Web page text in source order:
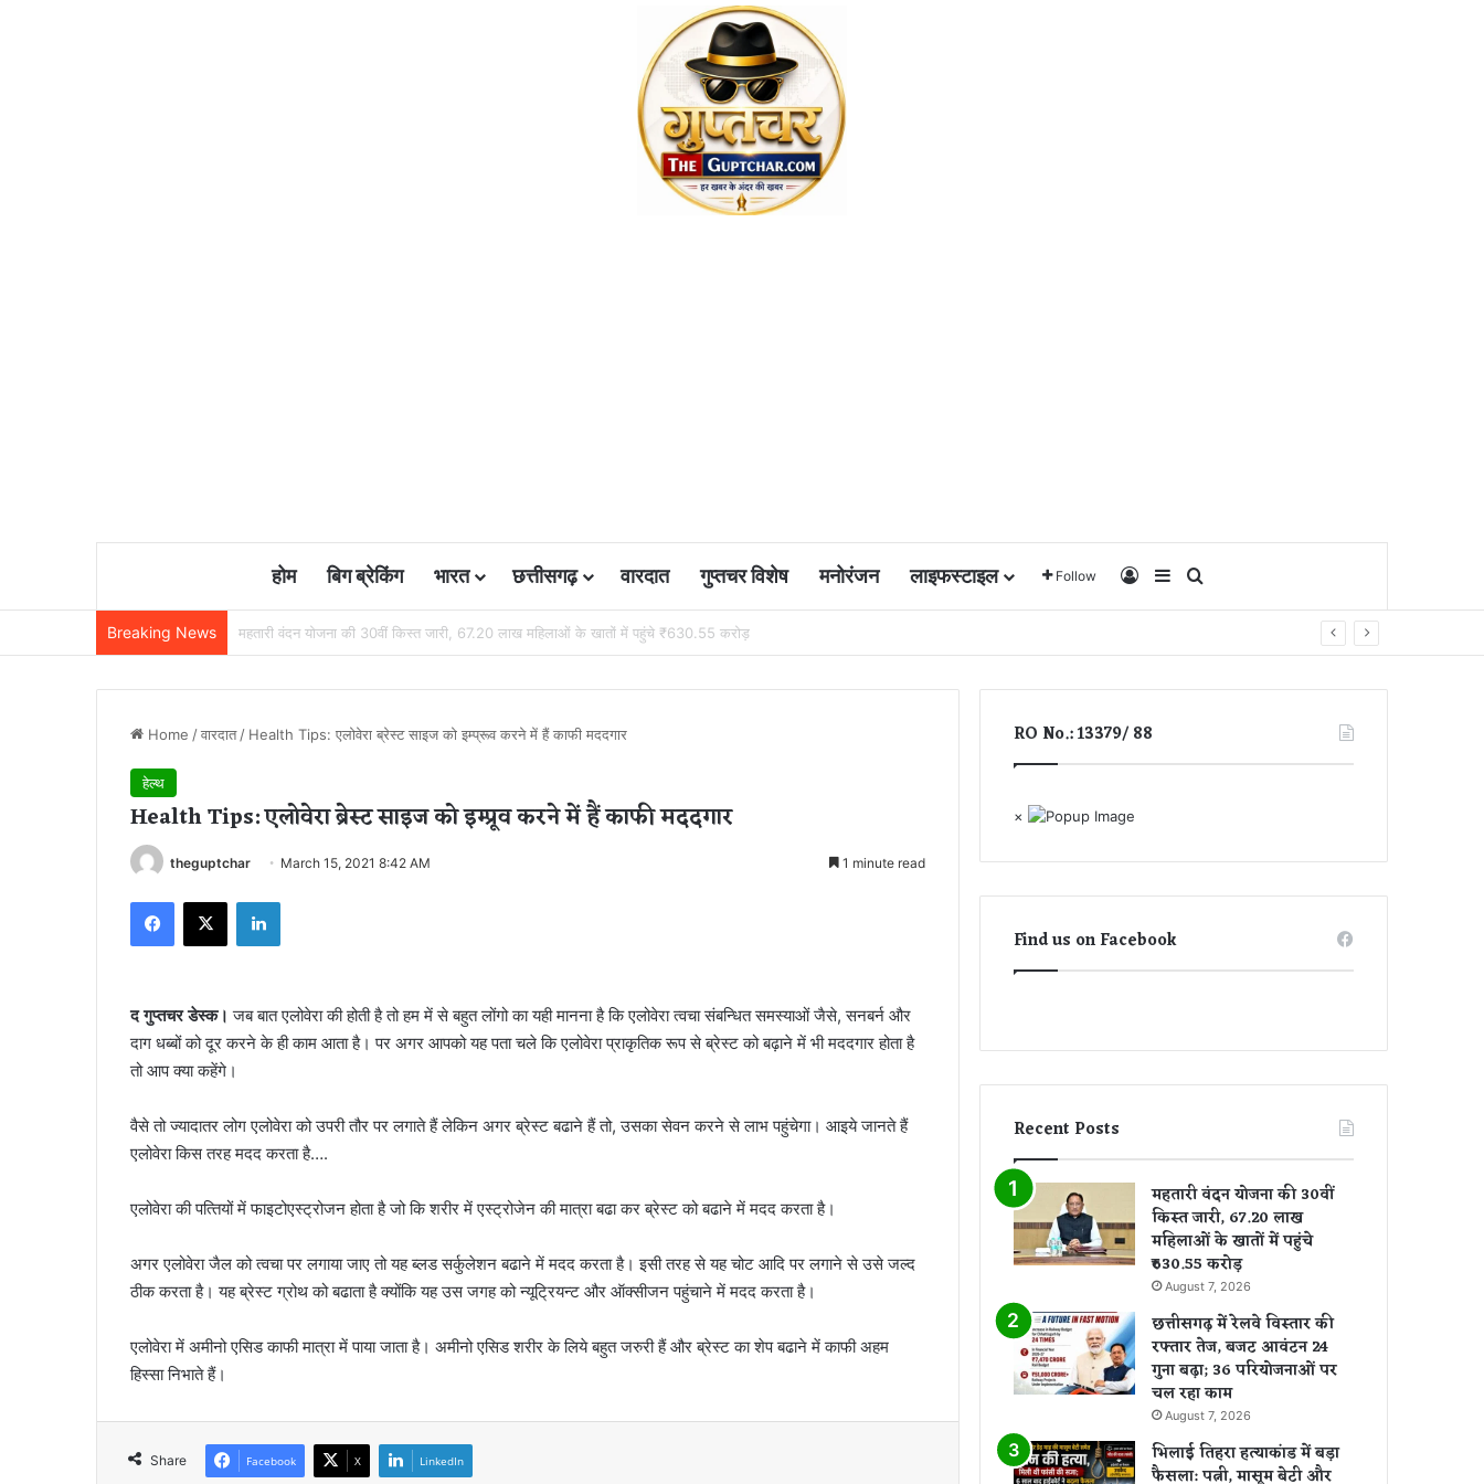
होम बिग ब्रेकिंग भारत छत्तीसगढ़ वारदात गुप्तचर विशेष मनोरंजन लाइफस्टाइल Follow Log InSidebar
Breaking News छत्तीसगढ़ में रेलवे विस्तार की रफ्तार तेज, बजट आवंटन 24 गुना बढ़ा; 36 परियोजनाओं पर चल रहा काम
Home /वारदात / Health Tips: एलोवेरा ब्रेस्‍ट साइज को इम्प्रूव करने में हैं काफी मददगार
हेल्थ
Health Tips: एलोवेरा ब्रेस्‍ट साइज को इम्प्रूव करने में हैं काफी मददगार
theguptchar March 15, 2021 8:42 AM 1 minute read
द गुप्तचर डेस्क।जब बात एलोवेरा की होती है तो हम में से बहुत लोंगो का यही मानना है कि एलोवेरा त्‍वचा संबन्‍धित समस्‍याओं जैसे, सनबर्न और
दाग धब्‍बों को दूर करने के ही काम आता है। पर अगर आपको यह पता चले कि एलोवेरा प्राकृतिक रूप से ब्रेस्‍ट को बढ़ाने में भी मददगार होता है
तो आप क्‍या कहेंगे।
वैसे तो ज्‍यादातर लोग एलोवेरा को उपरी तौर पर लगाते हैं लेकिन अगर ब्रेस्‍ट बढाने हैं तो, उसका सेवन करने से लाभ पहुंचेगा। आइये जानते हैं
एलोवेरा किस तरह मदद करता है….
एलोवेरा की पत्‍तियों में फाइटोएस्‍ट्रोजन होता है जो कि शरीर में एस्‍ट्रोजेन की मात्रा बढा कर ब्रेस्‍ट को बढाने में मदद करता है।
अगर एलोवेरा जैल को त्‍वचा पर लगाया जाए तो यह ब्‍लड सर्कुलेशन बढाने में मदद करता है। इसी तरह से यह चोट आदि पर लगाने से उसे जल्‍द
ठीक करता है। यह ब्रेस्‍ट ग्रोथ को बढाता है क्‍योंकि यह उस जगह को न्‍यूट्रियन्‍ट और ऑक्‍सीजन पहुंचाने में मदद करता है।
एलोवेरा में अमीनो एसिड काफी मात्रा में पाया जाता है। अमीनो एसिड शरीर के लिये बहुत जरुरी हैं और ब्रेस्‍ट का शेप बढाने में काफी अहम
हिस्‍सा निभाते हैं।
Share Facebook X LinkedIn
RO No.: 13379/ 88
×
Find us on Facebook
Recent Posts
महतारी वंदन योजना की 30वीं
किस्त जारी, 67.20 लाख
महिलाओं के खातों में पहुंचे
₹630.55 करोड़
August 7, 2026
छत्तीसगढ़ में रेलवे विस्तार की
रफ्तार तेज, बजट आवंटन 24
गुना बढ़ा; 36 परियोजनाओं पर
चल रहा काम
August 7, 2026
भिलाई तिहरा हत्याकांड में बड़ा
फैसला: पत्नी, मासूम बेटी और